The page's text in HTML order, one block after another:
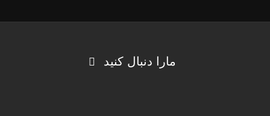
مارا دنبال کنید